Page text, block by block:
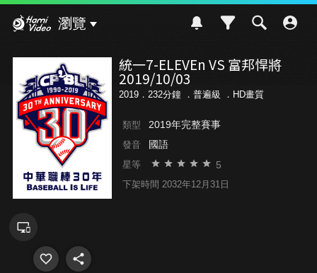
瀏覽
統一7-ELEVEn VS 富邦悍將
2019/10/03
2019．232分鐘 ． 普遍級 ．HD畫質
類型 2019年完整賽事
發音 國語
星等 5
下架時間 2032年12月31日